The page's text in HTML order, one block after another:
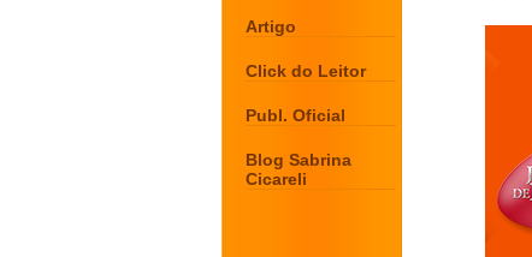
Artigo
Click do Leitor
Publ. Oficial
Blog Sabrina
Cicareli